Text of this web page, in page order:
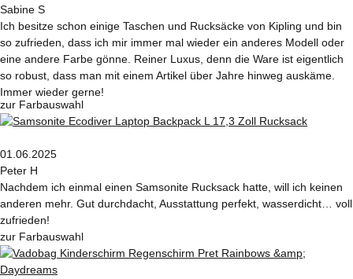
Sabine S
Ich besitze schon einige Taschen und Rucksäcke von Kipling und bin
so zufrieden, dass ich mir immer mal wieder ein anderes Modell oder
eine andere Farbe gönne. Reiner Luxus, denn die Ware ist eigentlich
so robust, dass man mit einem Artikel über Jahre hinweg auskäme.
Immer wieder gerne!
zur Farbauswahl
01.06.2025
Peter H
Nachdem ich einmal einen Samsonite Rucksack hatte, will ich keinen
anderen mehr. Gut durchdacht, Ausstattung perfekt, wasserdicht… voll
zufrieden!
zur Farbauswahl